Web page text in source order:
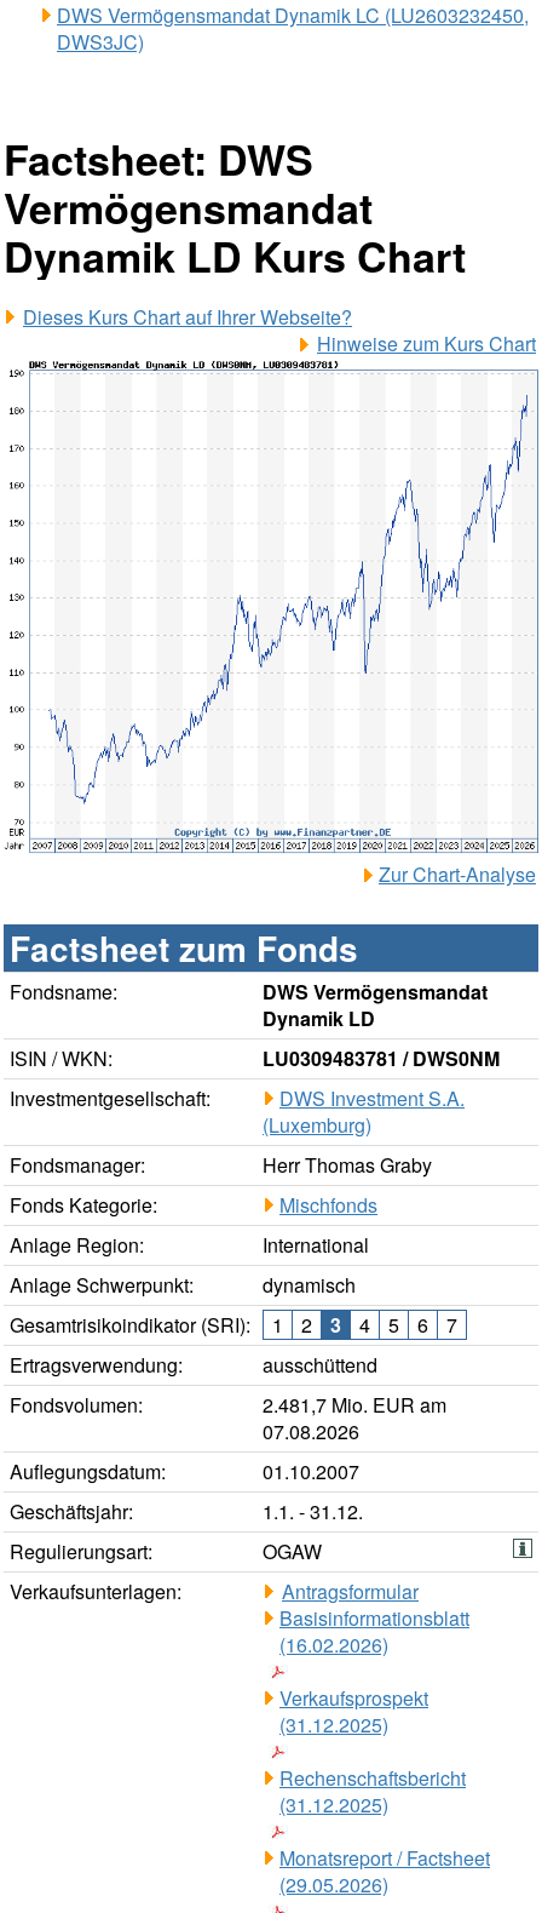
DWS Vermögensmandat Dynamik LC (LU2603232450,
DWS3JC)
Factsheet: DWS
Vermögensmandat
Dynamik LD Kurs Chart
Dieses Kurs Chart auf Ihrer Webseite?
Hinweise zum Kurs Chart
Zur Chart-Analyse
Factsheet zum Fonds
Fondsname:
DWS Vermögensmandat
Dynamik LD
ISIN / WKN:
LU0309483781 / DWS0NM
Investmentgesellschaft:
DWS Investment S.A.
(Luxemburg)
Fondsmanager:
Herr Thomas Graby
Fonds Kategorie:
Mischfonds
Anlage Region:
International
Anlage Schwerpunkt:
dynamisch
Gesamtrisikoindikator (SRI):
1 2 3 4 5 6
7
Ertragsverwendung:
ausschüttend
Fondsvolumen:
2.481,7 Mio. EUR am
07.08.2026
Auflegungsdatum:
01.10.2007
Geschäftsjahr:
1.1. - 31.12.
Regulierungsart:
OGAW
Verkaufsunterlagen:
Antragsformular
Basisinformationsblatt
(16.02.2026)
Verkaufsprospekt
(31.12.2025)
Rechenschaftsbericht
(31.12.2025)
Monatsreport / Factsheet
(29.05.2026)